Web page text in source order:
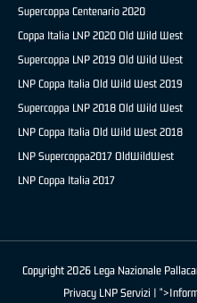
Supercoppa Centenario 2020
Coppa Italia LNP 2020 Old Wild West
Supercoppa LNP 2019 Old Wild West
LNP Coppa Italia Old Wild West 2019
Supercoppa LNP 2018 Old Wild West
LNP Coppa Italia Old Wild West 2018
LNP Supercoppa2017 OldWildWest
LNP Coppa Italia 2017
Copyright 2026 Lega Nazionale
Privacy LNP Servizi |